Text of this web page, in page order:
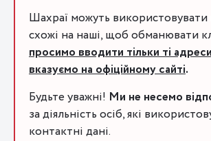
Шахраї можуть використовувати
схожі на наші, щоб обманювати
просимо вводити тільки ті
вказуємо на офіційному сайті.
Будьте уважні! Ми не несемо
за діяльність осіб, які
контактні дані.